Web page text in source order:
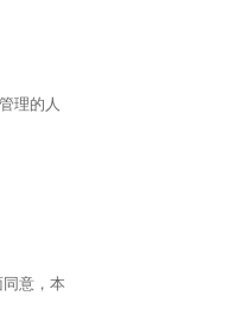
理的人
意，本